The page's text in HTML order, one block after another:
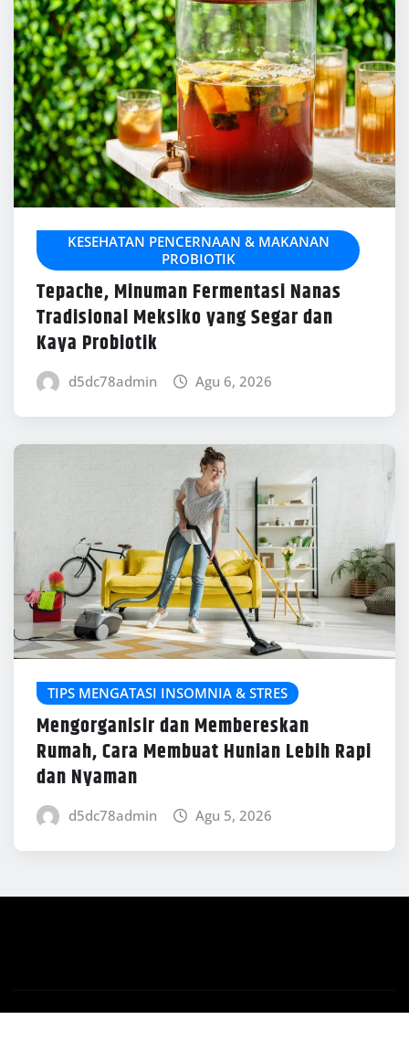
KESEHATAN PENCERNAAN & MAKANAN
PROBIOTIK
Tepache, Minuman Fermentasi Nanas
Tradisional Meksiko yang Segar dan
Kaya Probiotik
d5dc78admin Agu 6, 2026
TIPS MENGATASI INSOMNIA & STRES
Mengorganisir dan Membereskan
Rumah, Cara Membuat Hunian Lebih Rapi
dan Nyaman
d5dc78admin Agu 5, 2026